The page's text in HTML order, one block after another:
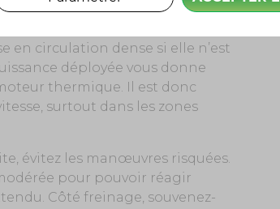
est immédiate et
en circulation dense si elle n’est
déployée vous donne
thermique. Il est donc
surtout dans les zones
évitez les manœuvres risquées.
pour pouvoir réagir
Côté freinage, souvenez-